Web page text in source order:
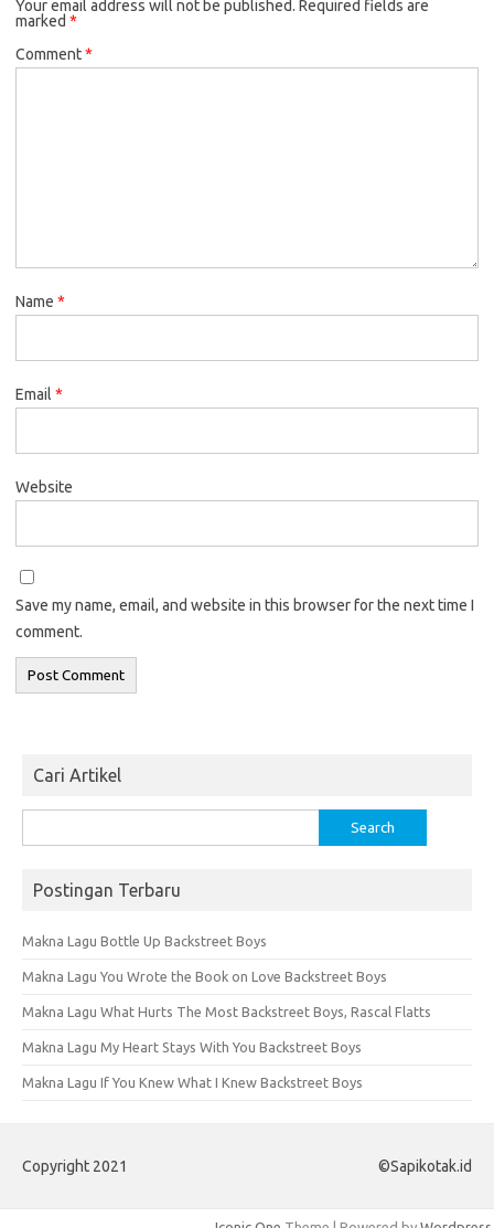
Your email address will not be published. Required fields are
marked *
Comment*
Name *
Email *
Website
Save my name, email, and website in this browser for the next time I
comment.
Cari Artikel
for:
Postingan Terbaru
Makna Lagu Bottle Up Backstreet Boys
Makna Lagu You Wrote the Book on Love Backstreet Boys
Makna Lagu What Hurts The Most Backstreet Boys, Rascal Flatts
Makna Lagu My Heart Stays With You Backstreet Boys
Makna Lagu If You Knew What I Knew Backstreet Boys
Copyright 2021 ©Sapikotak.id